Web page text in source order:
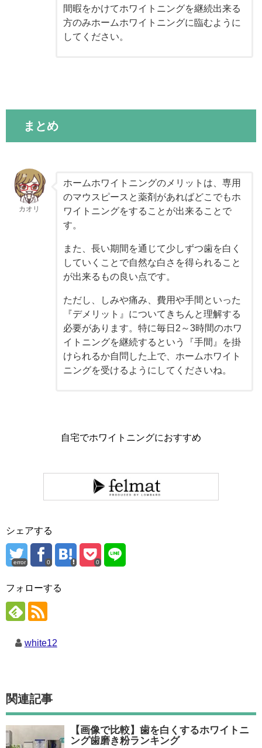
間暇をかけてホワイトニングを継続出来る
方のみホームホワイトニングに臨むように
してください。
まとめ
カオリ
ホームホワイトニングのメリットは、専用
のマウスピースと薬剤があればどこでもホ
ワイトニングをすることが出来ることで
す。
また、長い期間を通じて少しずつ歯を白く
していくことで自然な白さを得られること
が出来るもの良い点です。
ただし、しみや痛み、費用や手間といった
『デメリット』についてきちんと理解する
必要があります。特に毎日2～3時間のホワ
イトニングを継続するという『手間』を掛
けられるか自問した上で、ホームホワイト
ニングを受けるようにしてくださいね。
自宅でホワイトニングにおすすめ
シェアする
error 0 0
フォローする
white12
関連記事
【画像で比較】歯を白くするホワイトニ
ング歯磨き粉ランキング